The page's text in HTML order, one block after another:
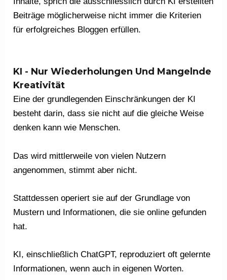
Beiträge möglicherweise nicht immer die Kriterien
für erfolgreiches Bloggen erfüllen.
KI - Nur Wiederholungen Und Mangelnde
Kreativität
Eine der grundlegenden Einschränkungen der KI
besteht darin, dass sie nicht auf die gleiche Weise
denken kann wie Menschen.
Das wird mittlerweile von vielen Nutzern
angenommen, stimmt aber nicht.
Stattdessen operiert sie auf der Grundlage von
Mustern und Informationen, die sie online gefunden
hat.
KI, einschließlich ChatGPT, reproduziert oft gelernte
Informationen, wenn auch in eigenen Worten.